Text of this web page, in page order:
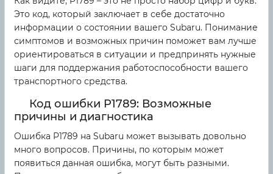
Это код, который заключает в себе достаточно
информации о состоянии вашего Subaru. Понимание
симптомов и возможных причин поможет вам лучше
ориентироваться в ситуации и предпринять нужные
шаги для поддержания работоспособности вашего
транспортного средства.
Код ошибки P1789: Возможные
причины и диагностика
Ошибка P1789 на Subaru может вызывать довольно
много вопросов. Причины, по которым может
появиться данная ошибка, могут быть разными.